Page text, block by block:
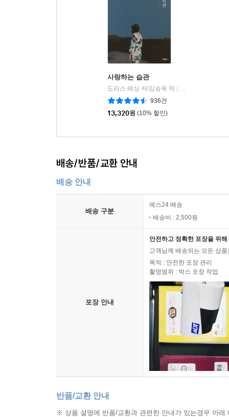
사랑하는 습관
도리스 레싱 저/김승욱 역
문예출판사
936건
13,320원 (10% 할인)
배송/반품/교환 안내
배송 안내
배송 구분
예스24 배송
배송비 : 2,500원
포장 안내
안전하고 정확한 포장을 위
고객님께 배송되는 모든 상
목적 : 안전한 포장 관리
촬영범위 : 박스 포장 작업
반품/교환 안내
※ 상품 설명에 반품/교환과 관련한 안내가 있는경우 아